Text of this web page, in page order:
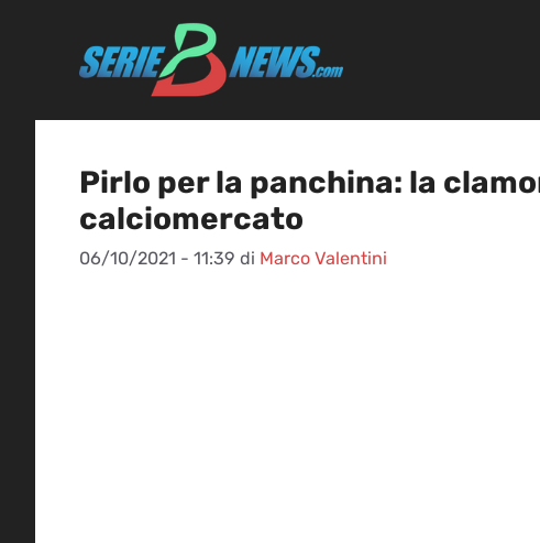
Pirlo per la panchina: la
calciomercato
06/10/2021 - 11:39 di Marco Valentini